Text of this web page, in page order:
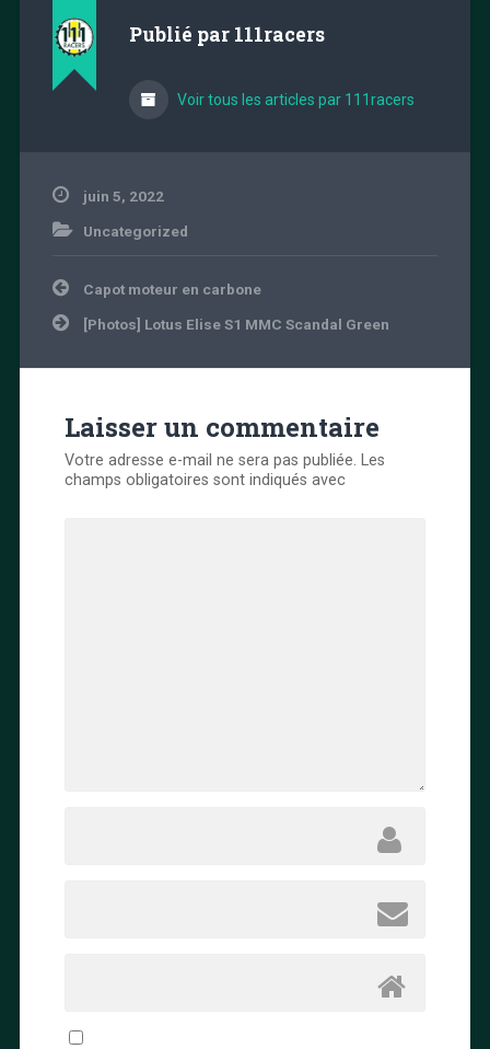
Publié par 111racers
Voir tous les articles par 111racers
juin 5, 2022
Uncategorized
Navigation
de
l’article
Capot moteur en carbone
[Photos] Lotus Elise S1 MMC Scandal Green
Laisser un commentaire
Votre adresse e-mail ne sera pas publiée. Les
champs obligatoires sont indiqués avec